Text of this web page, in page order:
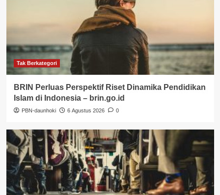
Tak Berkategori
BRIN Perluas Perspektif Riset Dinamika Pendidikan
Islam di Indonesia – brin.go.id
PBN-daunhoki 6 Agustus 2026 0